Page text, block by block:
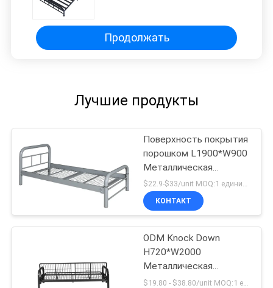
Продолжать
Лучшие продукты
Поверхность покрытия
порошком L1900*W900
Металлическая
односпальная кровать$22.9-$33/unit MOQ:1 единицы
КОНТАКТ
ODM Knock Down
H720*W2000
Металлическая
односпальная кровать$19.80 - $38.80/unit MOQ:1 единицы